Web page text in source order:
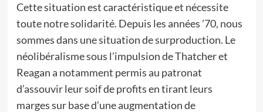
Cette situation est caractéristique et nécessite
toute notre solidarité. Depuis les années ’70, nous
sommes dans une situation de surproduction. Le
néolibéralisme sous l’impulsion de Thatcher et
Reagan a notamment permis au patronat
d’assouvir leur soif de profits en tirant leurs
marges sur base d’une augmentation de